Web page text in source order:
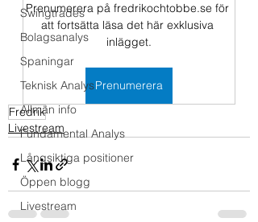
Swingtrades
Bolagsanalys
Spaningar
Teknisk Analys
Allmän info
Fundamental Analys
Långsiktiga positioner
Öppen blogg
Livestream
Prenumerera på fredrikochtobbe.se för
att fortsätta läsa det här exklusiva
inlägget.
Prenumerera
Fredrik
Livestream